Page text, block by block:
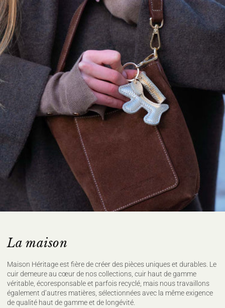
La maison
Maison Héritage est fière de créer des pièces uniques et durables. Le
cuir demeure au cœur de nos collections, cuir haut de gamme
véritable, écoresponsable et parfois recyclé, mais nous travaillons
également d’autres matières, sélectionnées avec la même exigence
de qualité haut de gamme et de longévité.